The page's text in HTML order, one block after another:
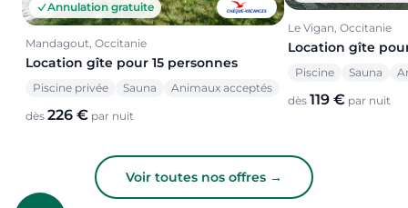
Annulation gratuite
Mandagout, Occitanie
Location gîte pour 15 personnes
Piscine privée Sauna Animaux acceptés
dès 226 € par nuit
Le Vigan, Occitanie
Location gîte
Piscine Sauna
dès 119 € par nuit
Voir toutes nos offres →